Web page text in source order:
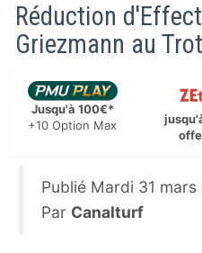
Réduction
Griezmann au Trot
Jusqu'à 100€*
+10 Option Max
Publié Mardi 31 mars
Par Canalturf